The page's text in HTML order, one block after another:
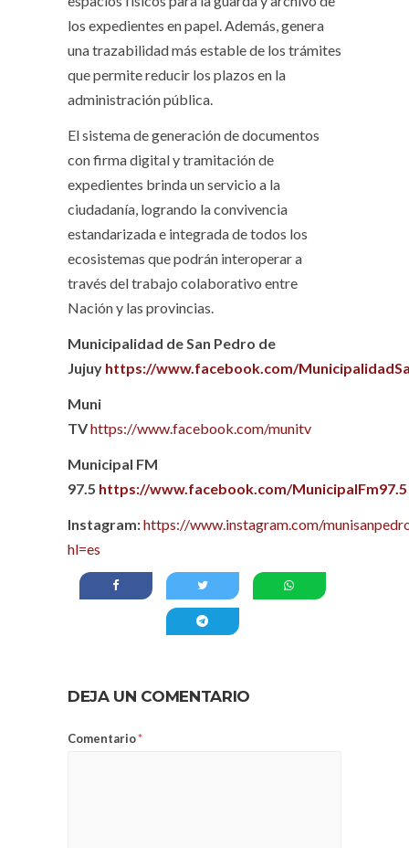
los expedientes en papel. Además, genera
una trazabilidad más estable de los trámites
que permite reducir los plazos en la
administración pública.
El sistema de generación de documentos
con firma digital y tramitación de
expedientes brinda un servicio a la
ciudadanía, logrando la convivencia
estandarizada e integrada de todos los
ecosistemas que podrán interoperar a
través del trabajo colaborativo entre
Nación y las provincias.
Municipalidad de San Pedro de
Jujuy https://www.facebook.com/
Muni
TVhttps://www.facebook.com/munitv
Municipal FM
97.5 https://www.facebook.com/MunicipalFm97.5
Instagram:https://www.instagram.com/
hl=es
DEJA UN COMENTARIO
Comentario*